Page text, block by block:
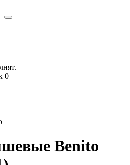
0
Benito